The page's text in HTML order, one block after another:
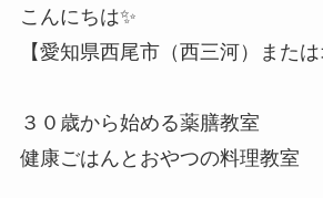
こんにちは✨
【愛知県西尾市（西三河）または
３０歳から始める薬膳教室
健康ごはんとおやつの料理教室